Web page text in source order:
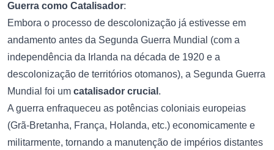
Guerra como Catalisador:
Embora o processo de descolonização já estivesse em
andamento antes da Segunda Guerra Mundial (com a
independência da Irlanda na década de 1920 e a
descolonização de territórios otomanos), a Segunda Guerra
Mundial foi um catalisador crucial .
A guerra enfraqueceu as potências coloniais europeias
(Grã-Bretanha, França, Holanda, etc.) economicamente e
militarmente, tornando a manutenção de impérios distantes